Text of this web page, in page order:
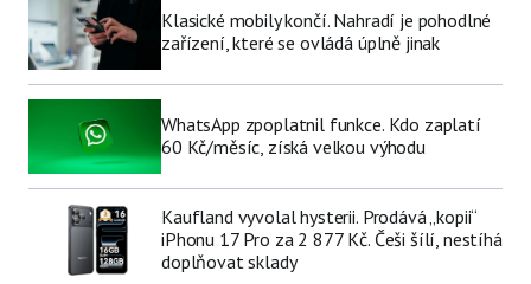
Klasické mobily končí. Nahradí je pohodlné
zařízení, které se ovládá úplně jinak
WhatsApp zpoplatnil funkce. Kdo zaplatí
60 Kč/měsíc, získá velkou výhodu
Kaufland vyvolal hysterii. Prodává „kopii“
iPhonu 17 Pro za 2 877 Kč. Češi šílí, nestíhá
doplňovat sklady